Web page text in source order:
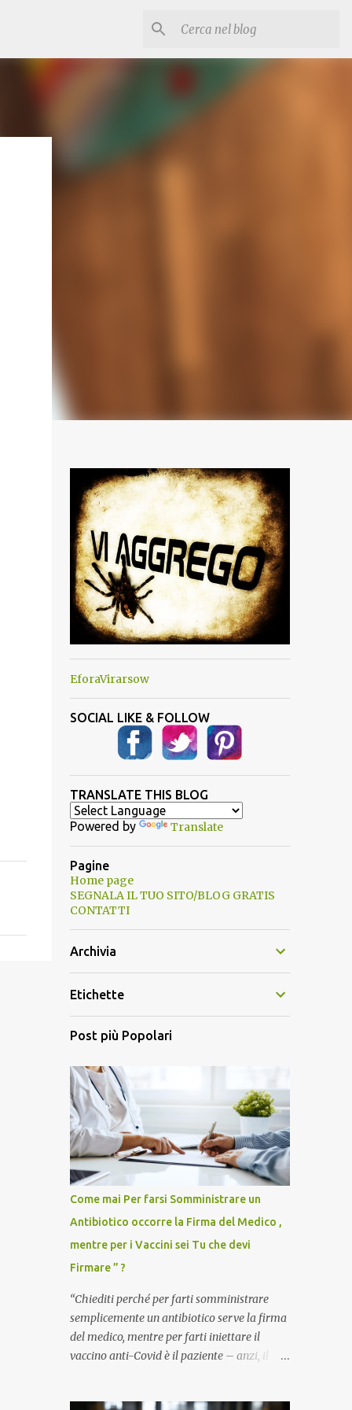
EforaVirarsow
SOCIAL LIKE & FOLLOW
TRANSLATE THIS BLOG
Powered by Translate
Pagine
Home page
SEGNALA IL TUO SITO/BLOG GRATIS
CONTATTI
Archivia
Etichette
Post più Popolari
Come mai Per farsi Somministrare un
Antibiotico occorre la Firma del Medico ,
mentre per i Vaccini sei Tu che devi
Firmare ” ?
“Chiediti perché per farti somministrare
semplicemente un antibiotico serve la firma
del medico, mentre per farti iniettare il
vaccino anti-Covid è il paziente – anzi, il